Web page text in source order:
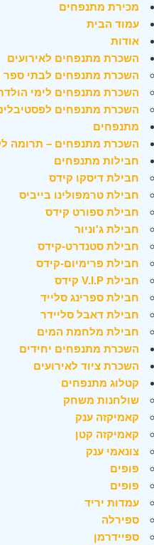
מכירת מתנפחים
עמוד הבית
אודות
השכרת מתנפחים לאירועים
השכרת מתנפחים לבתי ספר
השכרת מתנפחים לימי
השכרת מתנפחים לפסטיבלים
מתנפחים
השכרת מתנפחים – תרומה
חבילות מתנפחים
חבילת דיסקו קידס
חבילת טרמפולינו בייביס
חבילת ספורט קידס
חבילת ג'וניור
חבילת סטנדרט-קידס
חבילת פרימיום-קידס
חבילת V.I.P קידס
חבילת ספרינג סלייד
חבילת דאבל סליידר
חבילת מלחמת המים
השכרת מתנפחים יחידים
השכרת ציוד לאירועים
קטלוג מתנפחים
שולחנות משחק
קאמיקזה ענק
קאמיקזה קטן
צונאמי ענק
פופים
פופים
עמדות יריד
ספירלה
ספיידרמן